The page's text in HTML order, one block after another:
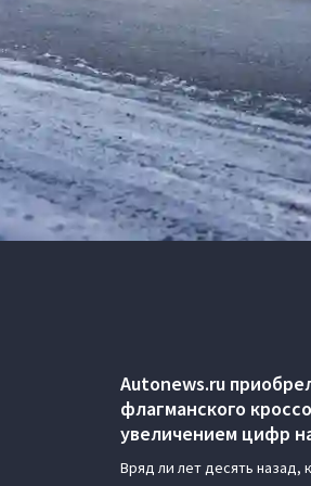
Autonews.ru
флагманского
увеличением цифр
Вряд ли лет десять назад,